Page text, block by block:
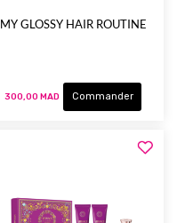
MY GLOSSY HAIR ROUTINE
300,00 MAD Commander